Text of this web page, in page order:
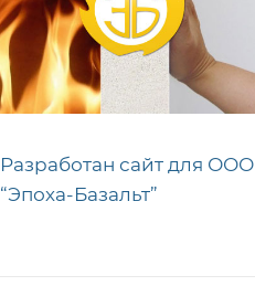
Разработан сайт для ООО
“Эпоха-Базальт”